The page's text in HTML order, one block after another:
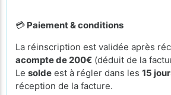
💳 Paiement & conditions
La réinscription est validée après
acompte de 200€ (déduit de la
Le solde est à régler dans les 15
réception de la facture.